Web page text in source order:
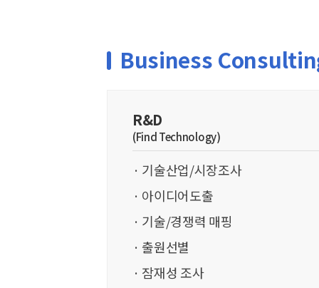
Business
R&D
(Find Technology)
기술산업/시장조사
아이디어도출
기술/경쟁력 매핑
출원선별
잠재성 조사